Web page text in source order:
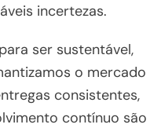
incertezas.
ser sustentável,
o mercado
consistentes,
contínuo são